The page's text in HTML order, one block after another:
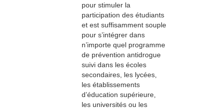
pour stimuler la
participation des étudiants
et est suffisamment souple
pour s’intégrer dans
n’importe quel programme
de prévention antidrogue
suivi dans les écoles
secondaires, les lycées,
les établissements
d’éducation supérieure,
les universités ou les